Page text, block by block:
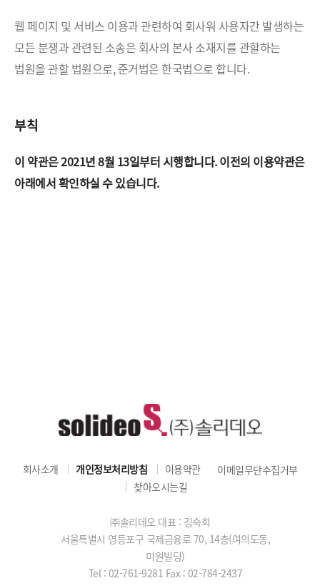
웹 페이지 및 서비스 이용과 관련하여 회사워 사용자간 발생하는
모든 분쟁과 관련된 소송은 회사의 본사 소재지를관할하는
법원을 관할 법원으로, 준거법은 한국법으로 합니다.
부칙
이 약관은 2021년 8월 13일부터 시행합니다.이전의 이용약관은
아래에서 확인하실 수 있습니다.
회사소개 개인정보처리방침 이용약관
이메일무단수집거부
찾아오시는길
㈜솔리데오 대표 : 김숙희
서울특별시 영등포구 국제금융로 70, 14층(여의도동,
미원빌딩)
Tel : 02-761-9281 Fax : 02-784-2437